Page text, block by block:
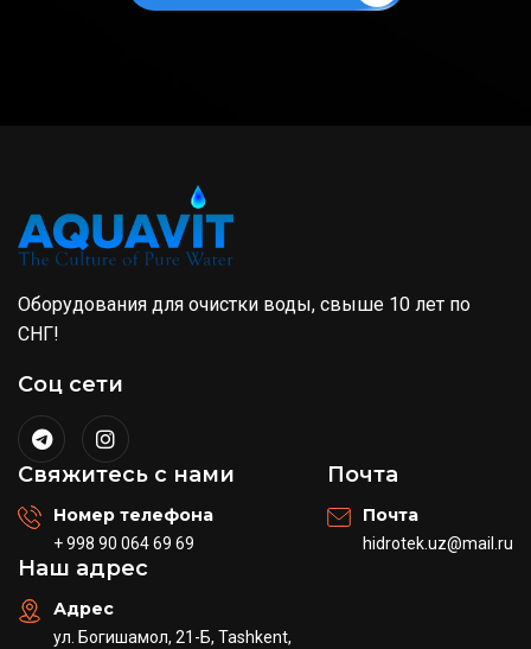
Оборудования для очистки воды, свыше 10 лет по
СНГ!
Соц сети
Свяжитесь с нами
Номер телефона
+ 998 90 064 69 69
Почта
Почта
hidrotek.uz@mail.ru
Наш адрес
Адрес
ул. Богишамол, 21-Б, Tashkent,